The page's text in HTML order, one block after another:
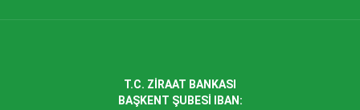
T.C. ZİRAAT BANKASI
BAŞKENT ŞUBESİ IBAN: